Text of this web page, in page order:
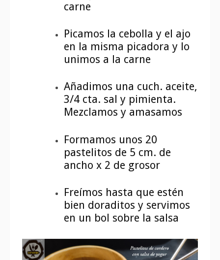
carne
Picamos la cebolla y el ajo
en la misma picadora y lo
unimos a la carne
Añadimos una cuch. aceite,
3/4 cta. sal y pimienta.
Mezclamos y amasamos
Formamos unos 20
pastelitos de 5 cm. de
ancho x 2 de grosor
Freímos hasta que estén
bien doraditos y servimos
en un bol sobre la salsa